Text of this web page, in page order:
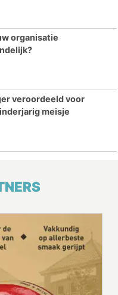
organisatie
veroordeeld voor
meisje